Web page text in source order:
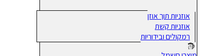
אוזניות תוך אוזן
אוזניות קשת
רמקולים ובידוריות